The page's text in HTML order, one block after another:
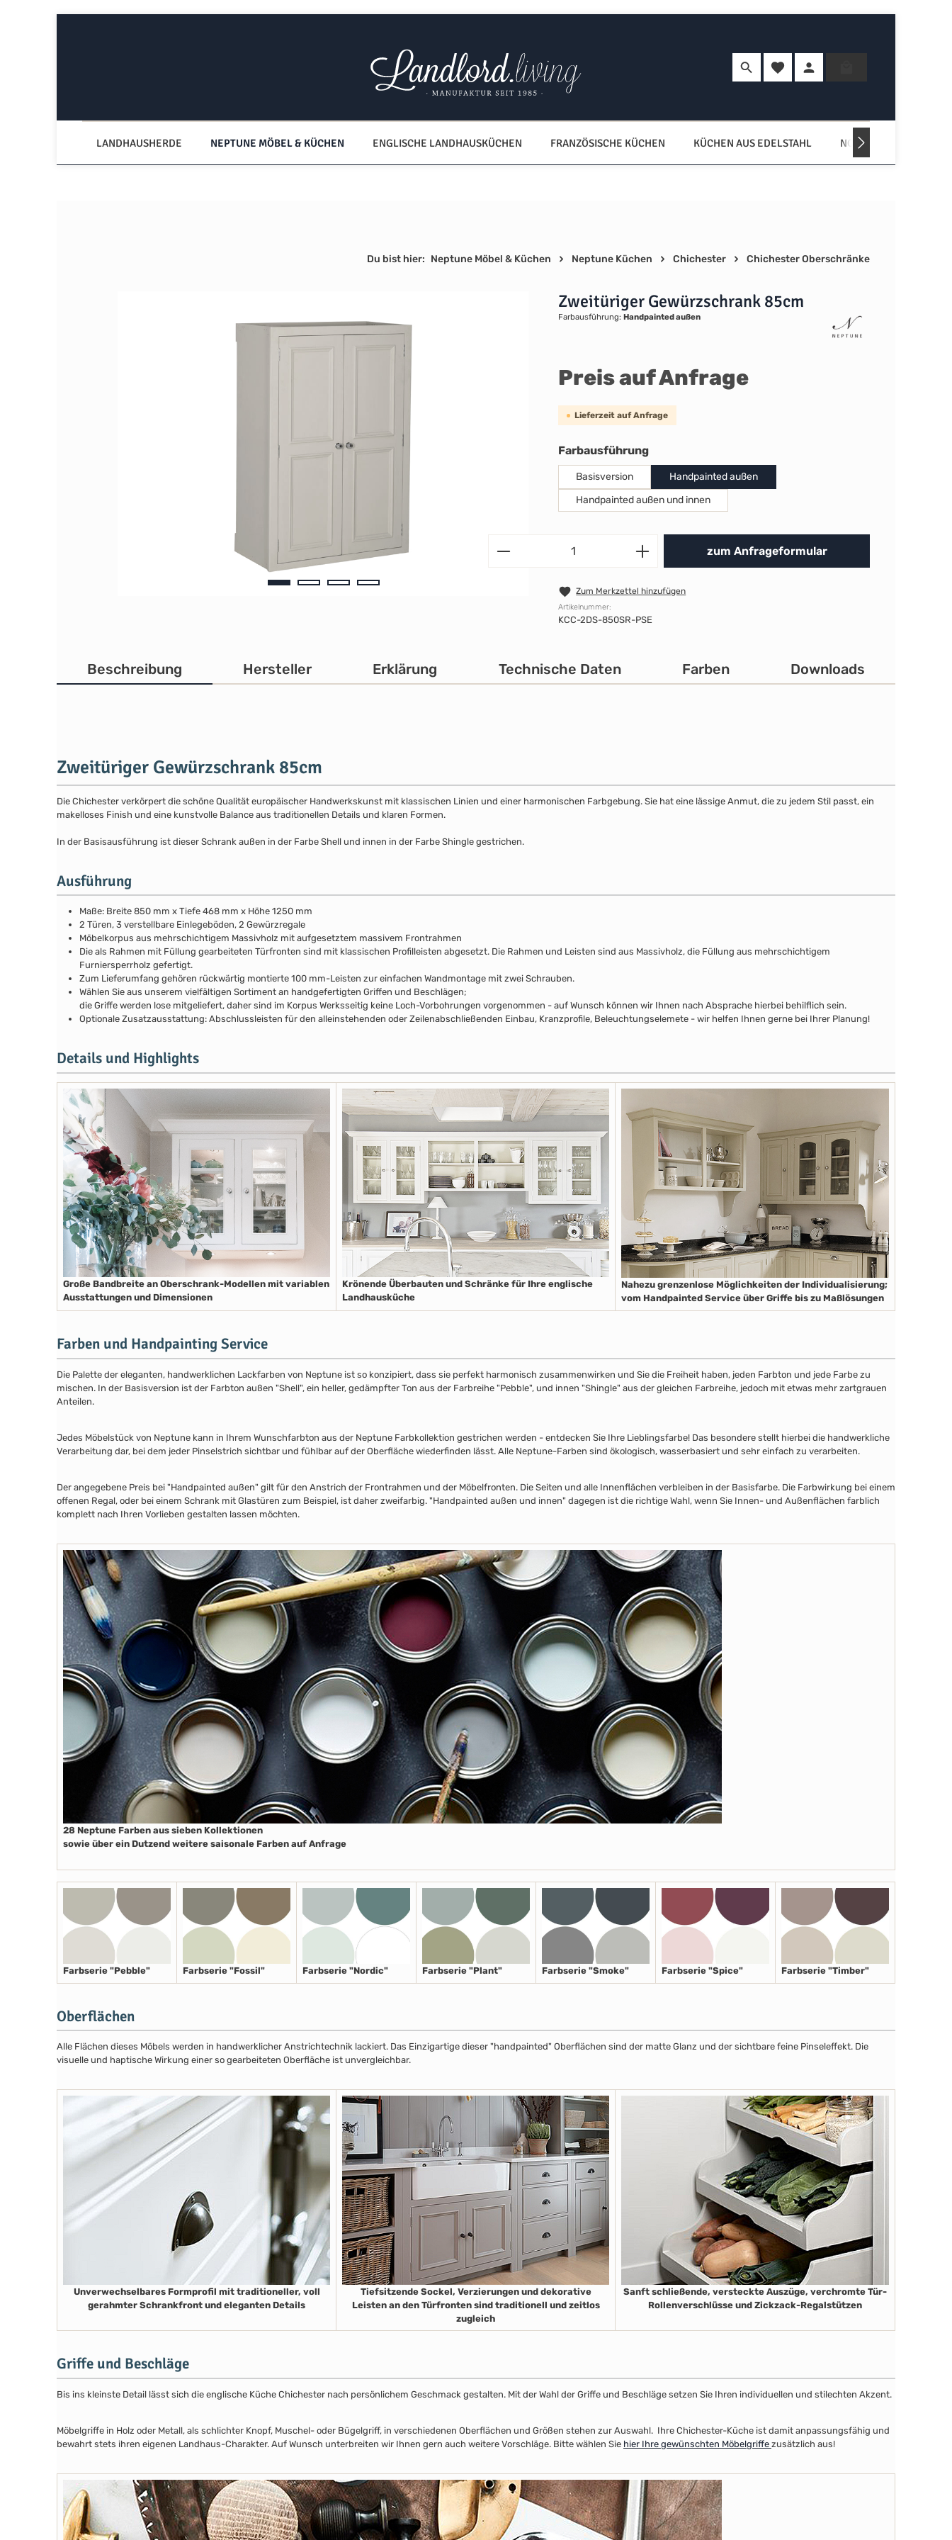
Du hast 0 Produkte auf dem Merkzettel
LANDHAUSHERDE NEPTUNE MÖBEL & KÜCHEN ENGLISCHE LANDHAUSKÜCHEN FRANZÖSISCHE KÜCHEN KÜCHEN AUS EDELSTAHL NORDISCHE KÜCHEN
Du bist hier: Neptune Möbel & Küchen Neptune Küchen Chichester Chichester Oberschränke
Zweitüriger Gewürzschrank 85cm
Farbausführung: Handpainted außen
Preis auf Anfrage
Lieferzeit auf Anfrage
Farbausführungauswählen
Basisversion
Handpainted außen
Handpainted außen und innen
Produkt Anzahl: Gib den
zum Anfrageformular
Zum Merkzettel hinzufügen
Artikelnummer:
KCC-2DS-850SR-PSE
Beschreibung Hersteller Erklärung Technische Daten Farben Downloads
Zweitüriger Gewürzschrank 85cm
Die Chichester verkörpert die schöne Qualität europäischer Handwerkskunst mit klassischen Linien und einer harmonischen Farbgebung. Sie hat eine lässige Anmut, die zu jedem Stil passt, ein
makelloses Finish und eine kunstvolle Balance aus traditionellen Details und klaren Formen.
In der Basisausführung ist dieser Schrank außen in der Farbe Shell und innen in der Farbe Shingle gestrichen.
Ausführung
Maße: Breite 850 mm x Tiefe 468 mm x Höhe 1250 mm
2 Türen, 3 verstellbare Einlegeböden, 2 Gewürzregale
Möbelkorpus aus mehrschichtigem Massivholz mit aufgesetztem massivem Frontrahmen
Die als Rahmen mit Füllung gearbeiteten Türfronten sind mit klassischen Profilleisten abgesetzt. Die Rahmen und Leisten sind aus Massivholz, die Füllung aus mehrschichtigem
Furniersperrholz gefertigt.
Zum Lieferumfang gehören rückwärtig montierte 100 mm-Leisten zur einfachen Wandmontage mit zwei Schrauben.
Wählen Sie aus unserem vielfältigen Sortiment an handgefertigten Griffen und Beschlägen;
die Griffe werden lose mitgeliefert, daher sind im Korpus Werksseitig keine Loch-Vorbohrungen vorgenommen - auf Wunsch können wir Ihnen nach Absprache hierbei behilflich sein.
Optionale Zusatzausstattung: Abschlussleisten für den alleinstehenden oder Zeilenabschließenden Einbau, Kranzprofile, Beleuchtungselemete - wir helfen Ihnen gerne bei Ihrer Planung!
Details und Highlights
Große Bandbreite an Oberschrank-Modellen mit variablen
Ausstattungen und Dimensionen
Krönende Überbauten und Schränke für Ihre englische
Landhausküche
Nahezu grenzenlose Möglichkeiten der Individualisierung;
vom Handpainted Service über Griffe bis zu Maßlösungen
Farben und Handpainting Service
Die Palette der eleganten, handwerklichen Lackfarben von Neptune ist so konzipiert, dass sie perfekt harmonisch zusammenwirken und Sie die Freiheit haben, jeden Farbton und jede Farbe zu
mischen. In der Basisversion ist der Farbton außen "Shell", ein heller, gedämpfter Ton aus der Farbreihe "Pebble", und innen "Shingle" aus der gleichen Farbreihe, jedoch mit etwas mehr zartgrauen
Anteilen.
Jedes Möbelstück von Neptune kann in Ihrem Wunschfarbton aus der Neptune Farbkollektion gestrichen werden - entdecken Sie Ihre Lieblingsfarbe! Das besondere stellt hierbei die handwerkliche
Verarbeitung dar, bei dem jeder Pinselstrich sichtbar und fühlbar auf der Oberfläche wiederfinden lässt. Alle Neptune-Farben sind ökologisch, wasserbasiert und sehr einfach zu verarbeiten.
Der angegebene Preis bei "Handpainted außen" gilt für den Anstrich der Frontrahmen und der Möbelfronten. Die Seiten und alle Innenflächen verbleiben in der Basisfarbe. Die Farbwirkung bei einem
offenen Regal, oder bei einem Schrank mit Glastüren zum Beispiel, ist daher zweifarbig. "Handpainted außen und innen" dagegen ist die richtige Wahl, wenn Sie Innen- und Außenflächen farblich
komplett nach Ihren Vorlieben gestalten lassen möchten.
28 Neptune Farben aus sieben Kollektionen
sowie über ein Dutzend weitere saisonale Farben auf Anfrage
Farbserie "Pebble" Farbserie "Fossil" Farbserie "Nordic" Farbserie "Plant" Farbserie "Smoke" Farbserie "Spice" Farbserie "Timber"
Oberflächen
Alle Flächen dieses Möbels werden in handwerklicher Anstrichtechnik lackiert. Das Einzigartige dieser "handpainted" Oberflächen sind der matte Glanz und der sichtbare feine Pinseleffekt. Die
visuelle und haptische Wirkung einer so gearbeiteten Oberfläche ist unvergleichbar.
Unverwechselbares Formprofil mit traditioneller, voll
gerahmter Schrankfront und eleganten Details
Tiefsitzende Sockel, Verzierungen und dekorative
Leisten an den Türfronten sind traditionell und zeitlos
zugleich
Sanft schließende, versteckte Auszüge, verchromte Tür-
Rollenverschlüsse und Zickzack-Regalstützen
Griffe und Beschläge
Bis ins kleinste Detail lässt sich die englische Küche Chichester nach persönlichem Geschmack gestalten. Mit der Wahl der Griffe und Beschläge setzen Sie Ihren individuellen und stilechten Akzent.
Möbelgriffe in Holz oder Metall, als schlichter Knopf, Muschel- oder Bügelgriff, in verschiedenen Oberflächen und Größen stehen zur Auswahl. Ihre Chichester-Küche ist damit anpassungsfähig und
bewahrt stets ihren eigenen Landhaus-Charakter. Auf Wunsch unterbreiten wir Ihnen gern auch weitere Vorschläge. Bitte wählen Sie hier Ihre gewünschten Möbelgriffe zusätzlich aus!